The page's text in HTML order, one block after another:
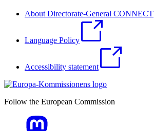
About Directorate-General CONNECT
Language Policy
Accessibility statement
Follow the European Commission